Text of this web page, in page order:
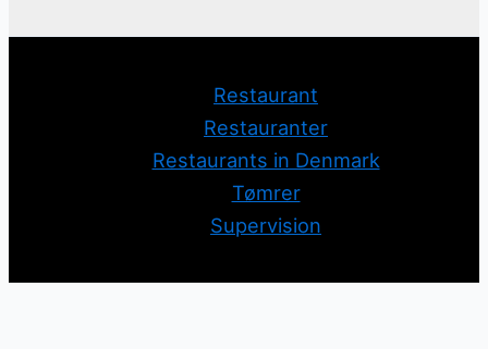
Restaurant
Restauranter
Restaurants in Denmark
Tømrer
Supervision